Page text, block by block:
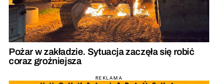
Pożar w zakładzie. Sytuacja zaczęła się robić
coraz groźniejsza
REKLAMA